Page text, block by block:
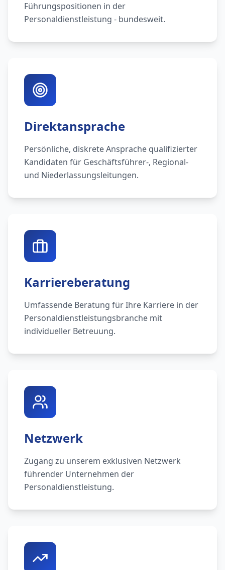
Führungspositionen in der
Personaldienstleistung - bundesweit.
Direktansprache
Persönliche, diskrete Ansprache qualifizierter
Kandidaten für Geschäftsführer-, Regional-
und Niederlassungsleitungen.
Karriereberatung
Umfassende Beratung für Ihre Karriere in der
Personaldienstleistungsbranche mit
individueller Betreuung.
Netzwerk
Zugang zu unserem exklusiven Netzwerk
führender Unternehmen der
Personaldienstleistung.